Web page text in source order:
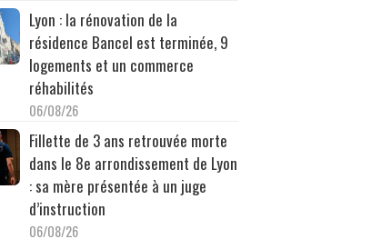
Lyon : la rénovation de la
résidence Bancel est terminée, 9
logements et un commerce
réhabilités
06/08/26
Fillette de 3 ans retrouvée morte
dans le 8e arrondissement de Lyon
: sa mère présentée à un juge
d’instruction
06/08/26